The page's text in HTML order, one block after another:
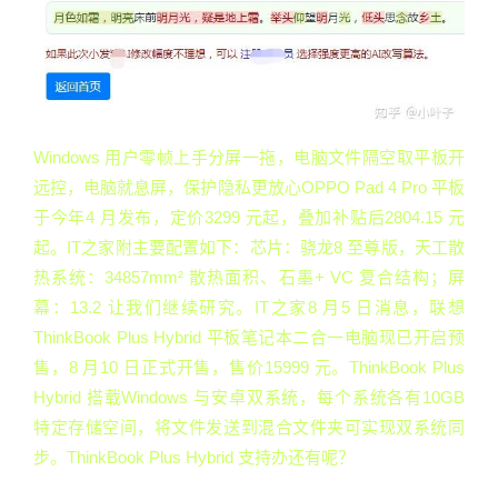
Windows 用户零帧上手分屏一拖，电脑文件隔空取平板开
远控，电脑就息屏，保护隐私更放心OPPO Pad 4 Pro 平板
于今年4 月发布，定价3299 元起，叠加补贴后2804.15 元
起。IT之家附主要配置如下：芯片：骁龙8 至尊版，天工散
热系统：34857mm² 散热面积、石墨+ VC 复合结构；屏
幕：13.2 让我们继续研究。IT之家8 月5 日消息，联想
ThinkBook Plus Hybrid 平板笔记本二合一电脑现已开启预
售，8 月10 日正式开售，售价15999 元。ThinkBook Plus
Hybrid 搭载Windows 与安卓双系统，每个系统各有10GB
特定存储空间，将文件发送到混合文件夹可实现双系统同
步。ThinkBook Plus Hybrid 支持办还有呢？